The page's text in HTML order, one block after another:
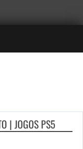
| JOGOS PS5